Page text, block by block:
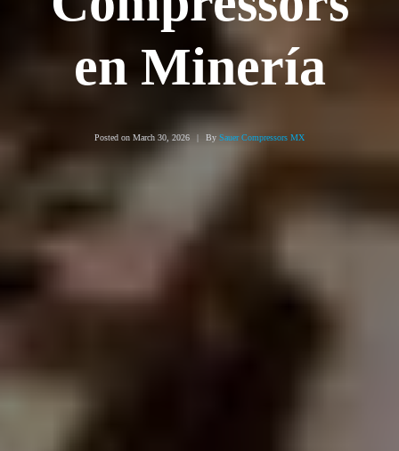
en Minería
Posted on March 30, 2026 By Sauer Compressors MX